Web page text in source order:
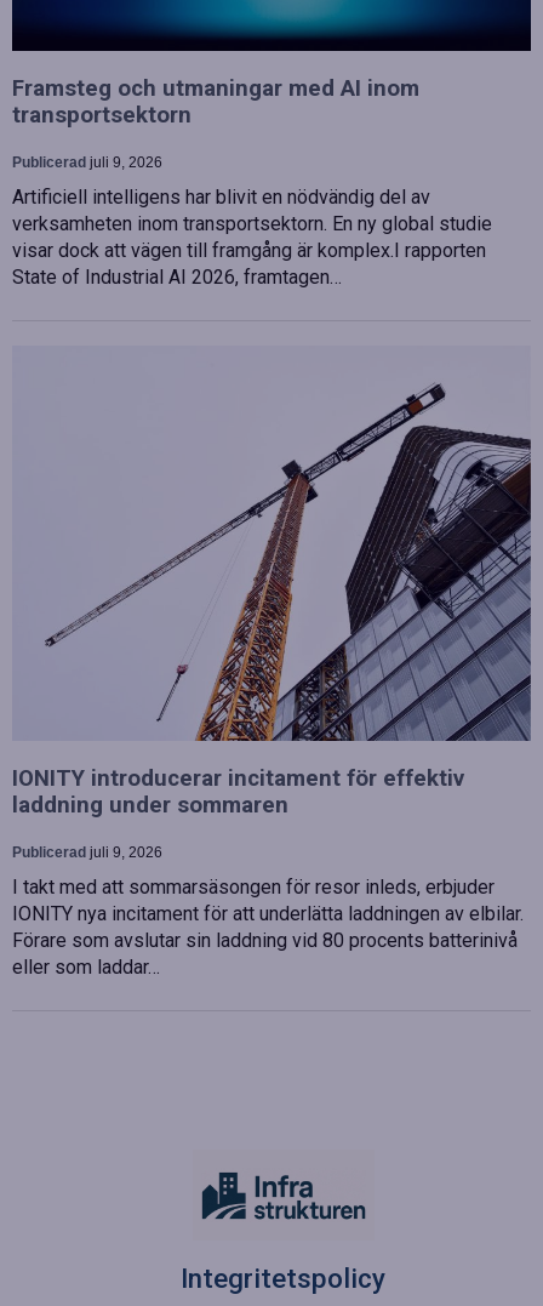
Framsteg och utmaningar med AI inom
transportsektorn
Publicerad juli 9, 2026
Artificiell intelligens har blivit en nödvändig del av
verksamheten inom transportsektorn. En ny global studie
visar dock att vägen till framgång är komplex.I rapporten
State of Industrial AI 2026, framtagen…
IONITY introducerar incitament för effektiv
laddning under sommaren
Publicerad juli 9, 2026
I takt med att sommarsäsongen för resor inleds, erbjuder
IONITY nya incitament för att underlätta laddningen av elbilar.
Förare som avslutar sin laddning vid 80 procents batterinivå
eller som laddar…
Integritetspolicy